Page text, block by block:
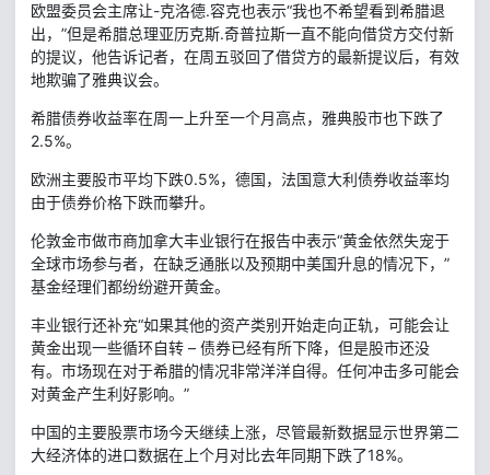
欧盟委员会主席让-克洛德.容克也表示“我也不希望看到希腊退
出，”但是希腊总理亚历克斯.奇普拉斯一直不能向借贷方交付新
的提议，他告诉记者，在周五驳回了借贷方的最新提议后，有效
地欺骗了雅典议会。
希腊债券收益率在周一上升至一个月高点，雅典股市也下跌了
2.5%。
欧洲主要股市平均下跌0.5%，德国，法国意大利债券收益率均
由于债券价格下跌而攀升。
伦敦金市做市商加拿大丰业银行在报告中表示“黄金依然失宠于
全球市场参与者，在缺乏通胀以及预期中美国升息的情况下，”
基金经理们都纷纷避开黄金。
丰业银行还补充“如果其他的资产类别开始走向正轨，可能会让
黄金出现一些循环自转 – 债券已经有所下降，但是股市还没
有。市场现在对于希腊的情况非常洋洋自得。任何冲击多可能会
对黄金产生利好影响。”
中国的主要股票市场今天继续上涨，尽管最新数据显示世界第二
大经济体的进口数据在上个月对比去年同期下跌了18%。